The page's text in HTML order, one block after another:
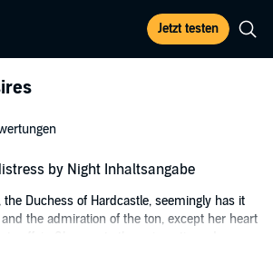
Jetzt testen
by Night Inhaltsangabe
the Duchess of Hardcastle, seemingly has it
the admiration of the ton, except her heart
affair. She meets the enigmatic and